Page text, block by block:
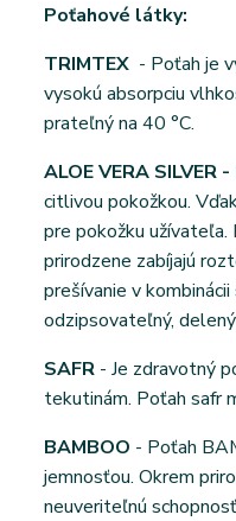
Poťahové látky:
TRIMTEX - Poťah je
vysokú absorpciu
prateľný na 40 °C.
ALOE VERA SILVER -
citlivou pokožkou.
pre pokožku
prirodzene zabíjajú
prešívanie v
odzipsovateľný,
SAFR - Je zdravotný
tekutinám. Poťah safr
BAMBOO - Poťah
jemnosťou. Okrem
neuveriteľnú